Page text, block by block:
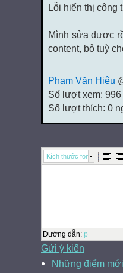
Lỗi hiển thị công
Mình sửa được
content, bỏ tuỳ
Phạm Văn Hiệu
Số lượt xem: 996
Số lượt thích: 0
Kích thước font
Đường dẫn: p
Gửi ý kiến
Những điểm